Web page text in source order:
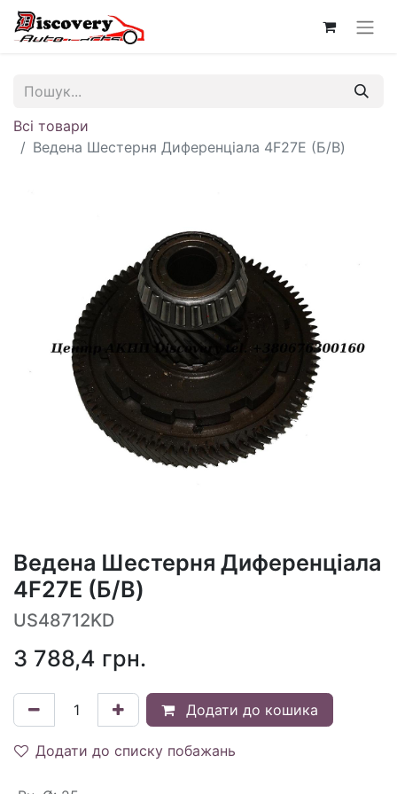
Всі товари
Ведена Шестерня Диференціала 4F27E (Б/В)
Ведена Шестерня Диференціала
4F27E (Б/В)
US48712KD
3 788,4 грн.
Додати до кошика
Додати до списку побажань